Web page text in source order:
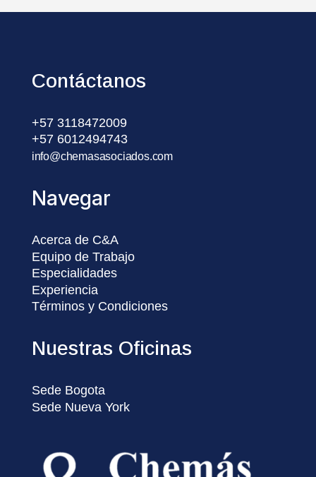
Contáctanos
+57 3118472009
+57 6012494743
info@chemasasociados.com
Navegar
Acerca de C&A
Equipo de Trabajo
Especialidades
Experiencia
Términos y Condiciones
Nuestras Oficinas
Sede Bogota
Sede Nueva York